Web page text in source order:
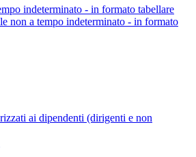
indeterminato - in formato tabellare
non a tempo indeterminato - in formato
ai dipendenti (dirigenti e non